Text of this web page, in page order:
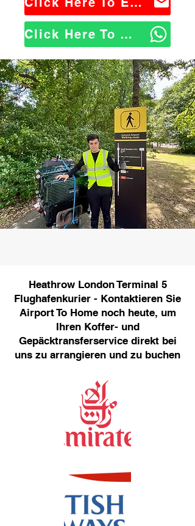
Click Here To WhatsApp Us
Heathrow London Terminal 5
Flughafenkurier - Kontaktieren Sie
Airport To Home noch heute, um
Ihren Koffer- und
Gepäcktransferservice direkt bei
uns zu arrangieren und zu buchen